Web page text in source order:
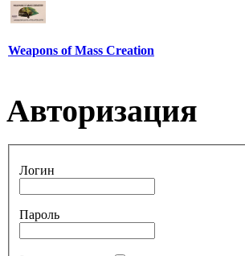
Weapons of Mass Creation
Авторизация
Логин
Пароль